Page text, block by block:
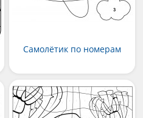
Самолётик по номерам